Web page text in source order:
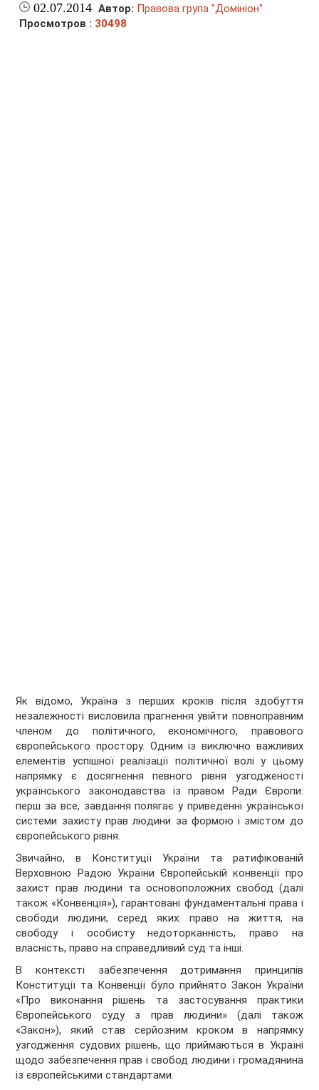
02.07.2014 Автор: Правова група "Домініон"
Просмотров : 30498
Як відомо, Україна з перших кроків після здобуття
незалежності висловила прагнення увійти повноправним
членом до політичного, економічного, правового
європейського простору. Одним із виключно важливих
елементів успішної реалізації політичної волі у цьому
напрямку є досягнення певного рівня узгодженості
українського законодавства із правом Ради Європи:
перш за все, завдання полягає у приведенні української
системи захисту прав людини за формою і змістом до
європейського рівня.
Звичайно, в Конституції України та ратифікованій
Верховною Радою України Європейській конвенції про
захист прав людини та основоположних свобод (далі
також «Конвенція»), гарантовані фундаментальні права і
свободи людини, серед яких: право на життя, на
свободу і особисту недоторканність, право на
власність, право на справедливий суд та інші.
В контексті забезпечення дотримання принципів
Конституції та Конвенції було прийнято Закон України
«Про виконання рішень та застосування практики
Європейського суду з прав людини» (далі також
«Закон»), який став серйозним кроком в напрямку
узгодження судових рішень, що приймаються в Україні
щодо забезпечення прав і свобод людини і громадянина
із європейськими стандартами.